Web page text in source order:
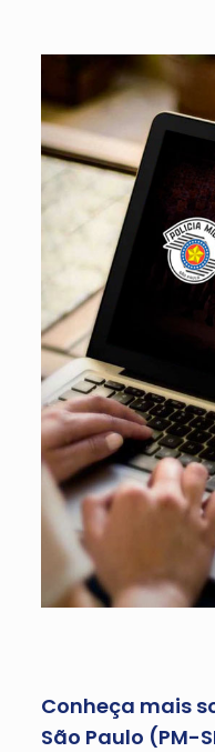
Conheça mais
São Paulo (PM-